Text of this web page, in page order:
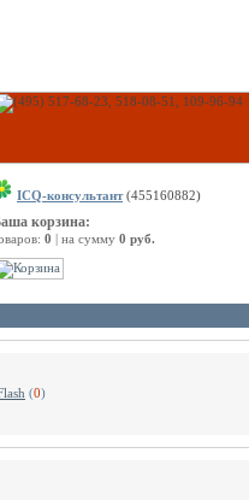
ICQ-консультант(455160882)
корзина:
0 | на сумму 0 руб.
(0)